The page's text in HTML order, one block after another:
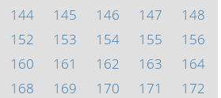
144 145 146 147
148
152 153 154 155
156
160 161 162 163
164
168 169 170 171
172